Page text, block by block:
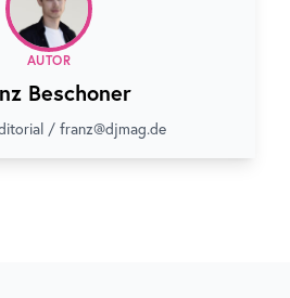
AUTOR
Beschoner
/ franz@djmag.de